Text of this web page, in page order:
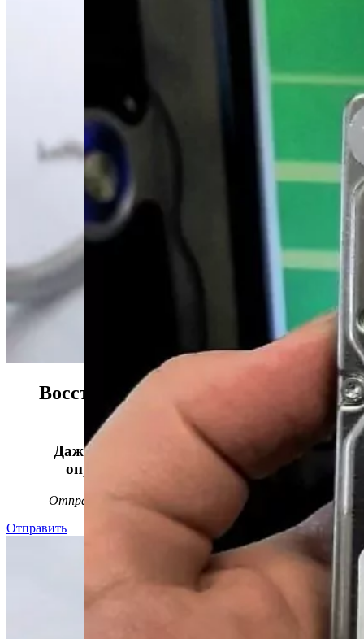
Восстанавливаем данные в 98%
случаев!
Даже, если носитель информации не
определяется, стучит или пищит.
Отправьте заявку набесплатную
диагностику
Отправить